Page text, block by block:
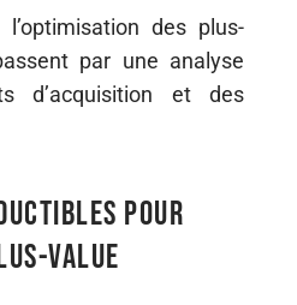
des plus-
par une analyse
d’acquisition et des
pour
value